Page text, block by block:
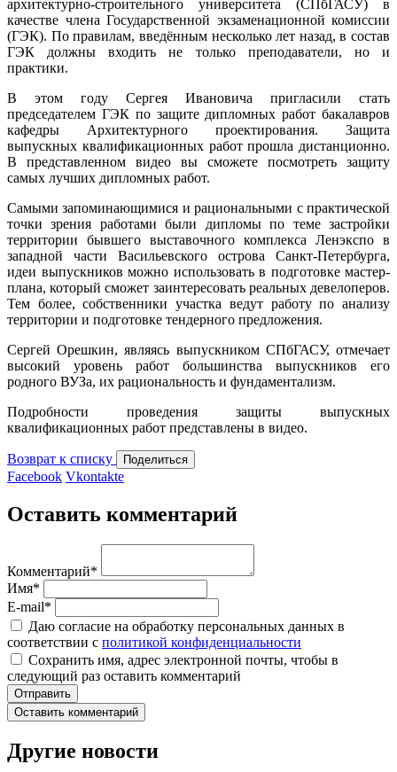
архитектурно-строительного университета (СПбГАСУ) в
качестве члена Государственной экзаменационной комиссии
(ГЭК). По правилам, введённым несколько лет назад, в состав
ГЭК должны входить не только преподаватели, но и
практики.
В этом году Сергея Ивановича пригласили стать
председателем ГЭК по защите дипломных работ бакалавров
кафедры Архитектурного проектирования. Защита
выпускных квалификационных работ прошла дистанционно.
В представленном видео вы сможете посмотреть защиту
самых лучших дипломных работ.
Самыми запоминающимися и рациональными с практической
точки зрения работами были дипломы по теме застройки
территории бывшего выставочного комплекса Ленэкспо в
западной части Васильевского острова Санкт-Петербурга,
идеи выпускников можно использовать в подготовке мастер-
плана, который сможет заинтересовать реальных девелоперов.
Тем более, собственники участка ведут работу по анализу
территории и подготовке тендерного предложения.
Сергей Орешкин, являясь выпускником СПбГАСУ, отмечает
высокий уровень работ большинства выпускников его
родного ВУЗа, их рациональность и фундаментализм.
Подробности проведения защиты выпускных
квалификационных работ представлены в видео.
Возврат к списку Поделиться
Facebook Vkontakte
Оставить комментарий
Комментарий*
Имя*
E-mail*
Даю согласие на обработку персональных данных в
соответствии с политикой конфиденциальности
Сохранить имя, адрес электронной почты, чтобы в
следующий раз оставить комментарий
Оставить комментарий
Другие новости